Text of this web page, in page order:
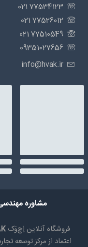
77534123 021
77526012 021
77510549 021
09351027656
info@hvak.ir
مشاوره
فروشگاه آنلاین اِچ‌وَک
اعتماد از مرکز توسعه